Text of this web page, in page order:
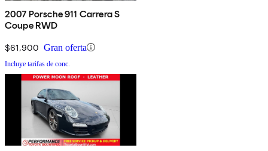
2007 Porsche 911 Carrera S
Coupe RWD
$61,900 Gran oferta
Incluye tarifas de conc.